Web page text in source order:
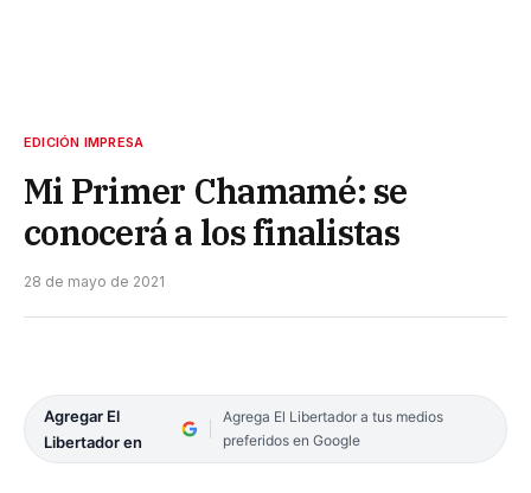
EDICIÓN IMPRESA
Mi Primer Chamamé: se
conocerá a los finalistas
28 de mayo de 2021
Agregar El
Libertador en
Agrega El Libertador a tus medios
preferidos en Google